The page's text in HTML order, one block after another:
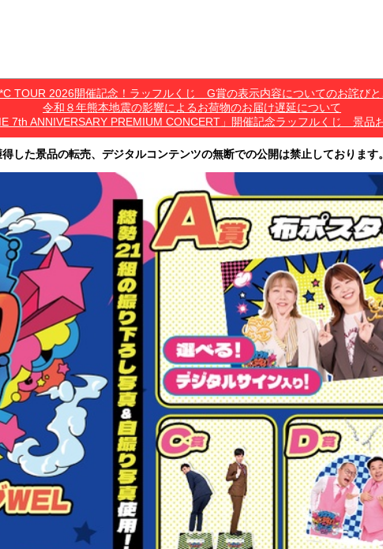
TOUR 2026開催記念！ラッフルくじ G賞の表示内容についてのお詫び
令和８年熊本地震の影響によるお荷物のお届け遅延について
7th ANNIVERSARY PREMIUM CONCERT」開催記念ラッフルくじ 景品
した景品の転売、デジタルコンテンツの無断での公開は禁止しております。
その他営利目的での転売行為は禁止しております。
ツは、出品者が著作権を有しております。無断でのSNS等での公開、譲渡、その他著
オークション等への出品、その他営利目的での転売は禁止しております。